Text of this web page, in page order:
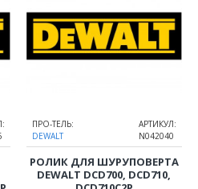
ПРО-ТЕЛЬ:
DEWALT
АРТИКУЛ:
N042040
РОЛИК ДЛЯ ШУРУПОВЕРТА
DEWALT DCD700, DCD710,